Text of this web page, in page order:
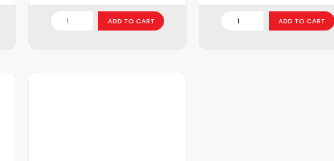
ADD TO CART ADD TO CART